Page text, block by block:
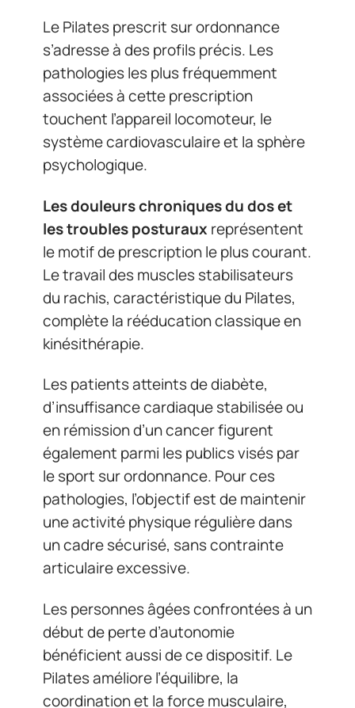
Le Pilates prescrit sur ordonnance
s’adresse à des profils précis. Les
pathologies les plus fréquemment
associées à cette prescription
touchent l’appareil locomoteur, le
système cardiovasculaire et la sphère
psychologique.
Les douleurs chroniques du dos et
les troubles posturaux représentent
le motif de prescription le plus courant.
Le travail des muscles stabilisateurs
du rachis, caractéristique du Pilates,
complète la rééducation classique en
kinésithérapie.
Les patients atteints de diabète,
d’insuffisance cardiaque stabilisée ou
en rémission d’un cancer figurent
également parmi les publics visés par
le sport sur ordonnance. Pour ces
pathologies, l’objectif est de maintenir
une activité physique régulière dans
un cadre sécurisé, sans contrainte
articulaire excessive.
Les personnes âgées confrontées à un
début de perte d’autonomie
bénéficient aussi de ce dispositif. Le
Pilates améliore l’équilibre, la
coordination et la force musculaire,